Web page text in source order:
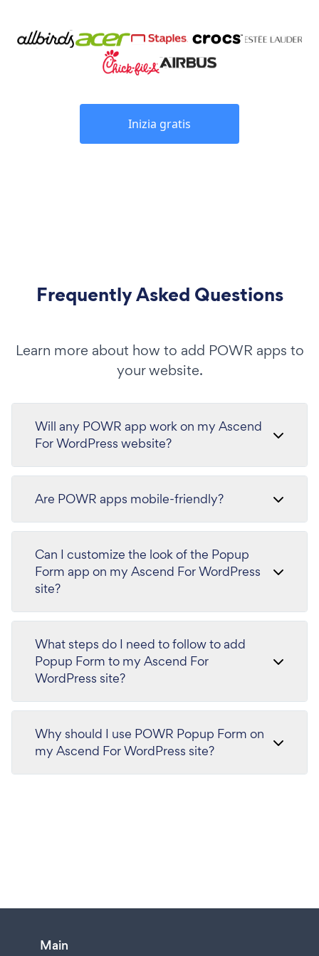
Inizia gratis
Frequently Asked Questions
Learn more about how to add POWR apps to
your website.
Will any POWR app work on my Ascend
For WordPress website?
Are POWR apps mobile-friendly?
Can I customize the look of the Popup
Form app on my Ascend For WordPress
site?
What steps do I need to follow to add
Popup Form to my Ascend For
WordPress site?
Why should I use POWR Popup Form on
my Ascend For WordPress site?
Main